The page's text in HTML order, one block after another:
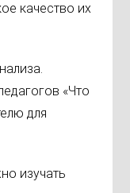
качество их
«Что
для
изучать